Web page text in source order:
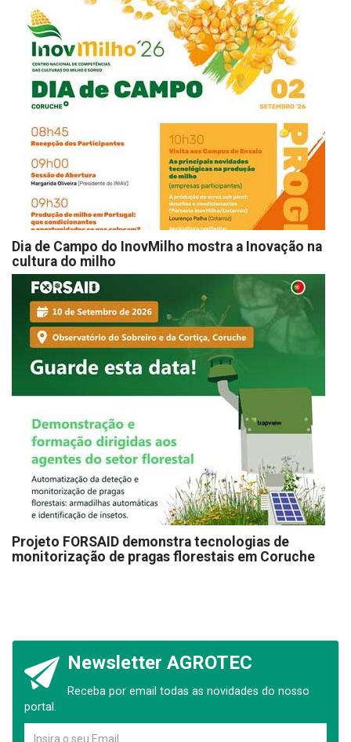
Dia de Campo do InovMilho mostra a Inovação na
cultura do milho
Projeto FORSAID demonstra tecnologias de
monitorização de pragas florestais em Coruche
Newsletter AGROTEC
Receba por email todas as novidades do nosso
portal.